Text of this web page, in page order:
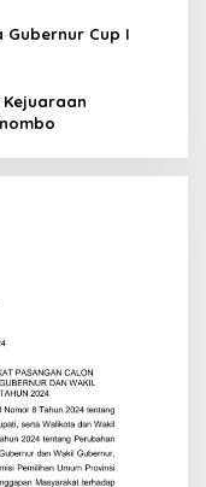
Gubernur Cup I